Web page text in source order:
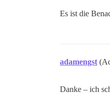
Es ist die
adamengst
Danke – ich